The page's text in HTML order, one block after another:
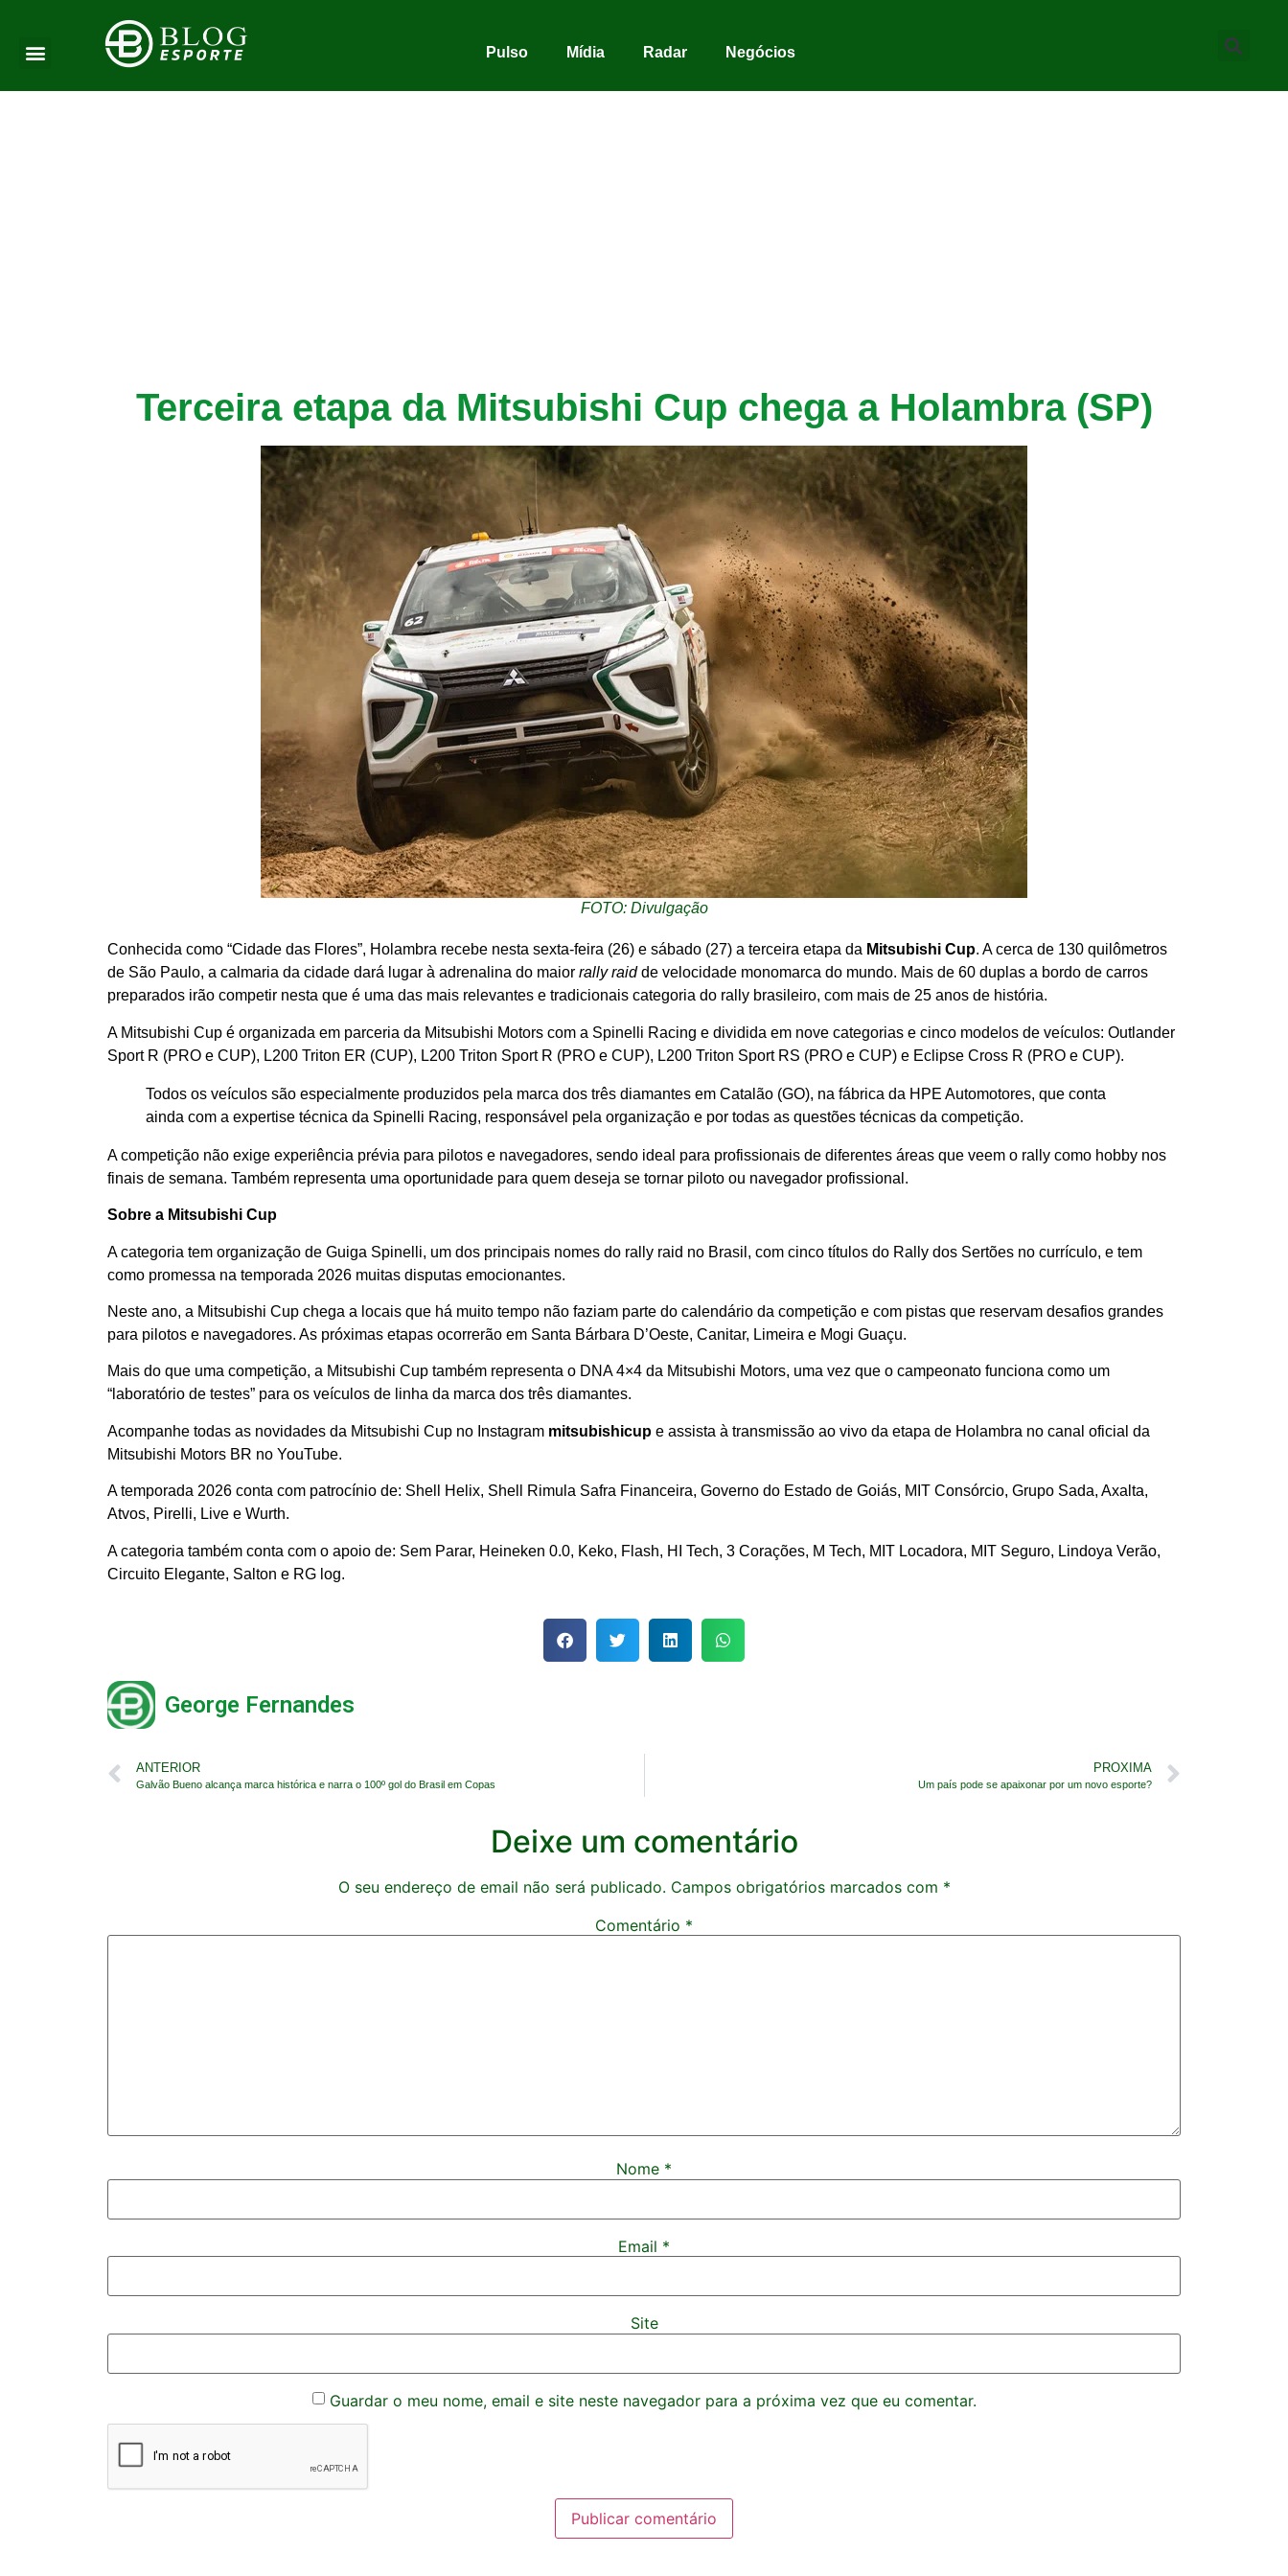
Pulso Mídia Radar Negócios
Terceira etapa da Mitsubishi Cup chega a Holambra (SP)
FOTO: Divulgação
Conhecida como “Cidade das Flores”, Holambra recebe nesta sexta-feira (26) e sábado (27) a terceira etapa da Mitsubishi Cup. A cerca de 130 quilômetros
de São Paulo, a calmaria da cidade dará lugar à adrenalina do maior rally raid de velocidade monomarca do mundo. Mais de 60 duplas a bordo de carros
preparados irão competir nesta que é uma das mais relevantes e tradicionais categoria do rally brasileiro, com mais de 25 anos de história.
A Mitsubishi Cup é organizada em parceria da Mitsubishi Motors com a Spinelli Racing e dividida em nove categorias e cinco modelos de veículos: Outlander
Sport R (PRO e CUP), L200 Triton ER (CUP), L200 Triton Sport R (PRO e CUP), L200 Triton Sport RS (PRO e CUP) e Eclipse Cross R (PRO e CUP).
Todos os veículos são especialmente produzidos pela marca dos três diamantes em Catalão (GO), na fábrica da HPE Automotores, que conta
ainda com a expertise técnica da Spinelli Racing, responsável pela organização e por todas as questões técnicas da competição.
A competição não exige experiência prévia para pilotos e navegadores, sendo ideal para profissionais de diferentes áreas que veem o rally como hobby nos
finais de semana. Também representa uma oportunidade para quem deseja se tornar piloto ou navegador profissional.
Sobre a Mitsubishi Cup
A categoria tem organização de Guiga Spinelli, um dos principais nomes do rally raid no Brasil, com cinco títulos do Rally dos Sertões no currículo, e tem
como promessa na temporada 2026 muitas disputas emocionantes.
Neste ano, a Mitsubishi Cup chega a locais que há muito tempo não faziam parte do calendário da competição e com pistas que reservam desafios grandes
para pilotos e navegadores. As próximas etapas ocorrerão em Santa Bárbara D’Oeste, Canitar, Limeira e Mogi Guaçu.
Mais do que uma competição, a Mitsubishi Cup também representa o DNA 4×4 da Mitsubishi Motors, uma vez que o campeonato funciona como um
“laboratório de testes” para os veículos de linha da marca dos três diamantes.
Acompanhe todas as novidades da Mitsubishi Cup no Instagram mitsubishicup e assista à transmissão ao vivo da etapa de Holambra no canal oficial da
Mitsubishi Motors BR no YouTube.
A temporada 2026 conta com patrocínio de: Shell Helix, Shell Rimula Safra Financeira, Governo do Estado de Goiás, MIT Consórcio, Grupo Sada, Axalta,
Atvos, Pirelli, Live e Wurth.
A categoria também conta com o apoio de: Sem Parar, Heineken 0.0, Keko, Flash, HI Tech, 3 Corações, M Tech, MIT Locadora, MIT Seguro, Lindoya Verão,
Circuito Elegante, Salton e RG log.
George Fernandes
ANTERIOR
Galvão Bueno alcança marca histórica e narra o 100º gol do Brasil em Copas
PROXIMA
Um país pode se apaixonar por um novo esporte?
Deixe um comentário
O seu endereço de email não será publicado. Campos obrigatórios marcados com *
Comentário *
Nome *
Email *
Site
Guardar o meu nome, email e site neste navegador para a próxima vez que eu comentar.